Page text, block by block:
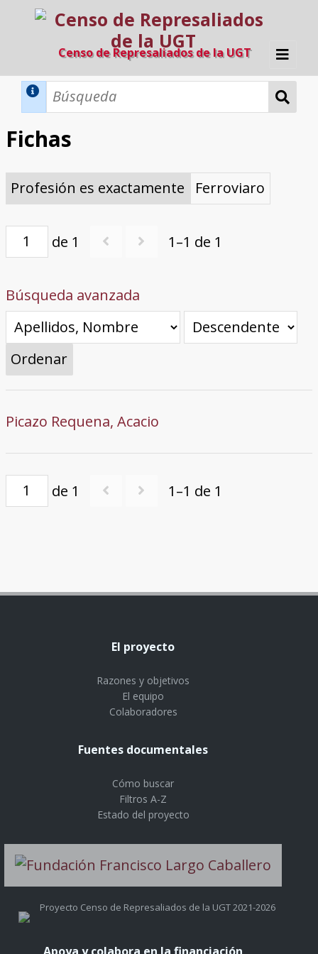
Censo de Represaliados de la UGT
Inicio
Directorio A-Z
Provincias de nacimiento
Profesión
Cárceles
Condenados a muerte
Condenados a muerte (con busca
dinámica)
Ejecutados
El proyecto
Fuentes documentales
Fichas
Profesión es exactamente Ferroviaro
de 1 1–1 de 1
Búsqueda avanzada
Ordenar
Picazo Requena, Acacio
de 1 1–1 de 1
El proyecto
Razones y objetivos
El equipo
Colaboradores
Fuentes documentales
Cómo buscar
Filtros A-Z
Estado del proyecto
Proyecto Censo de Represaliados de la UGT 2021-2026